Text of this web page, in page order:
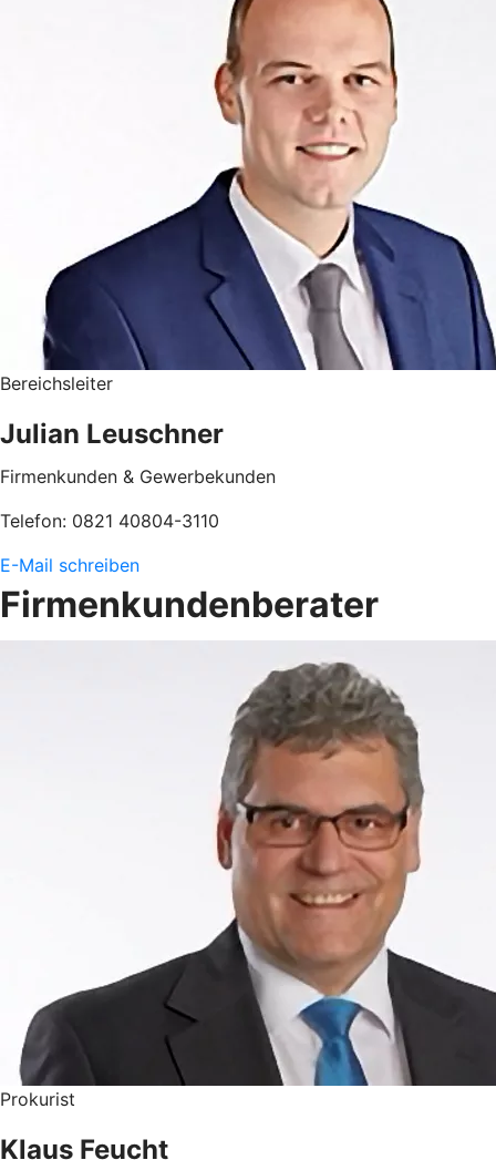
Bereichsleiter
Julian Leuschner
Firmenkunden & Gewerbekunden
Telefon: 0821 40804-3110
E-Mail schreiben
Firmenkundenberater
Prokurist
Klaus Feucht